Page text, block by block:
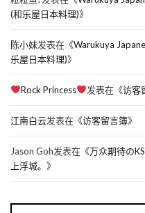
(和乐屋日本料理)》
陈小妹发表在《Warukuya
乐屋日本料理)》
Rock Princess 发表在《访客
江南白云发表在《访客留言簿》
Jason Goh发表在《万众期待の
上浮城。 》